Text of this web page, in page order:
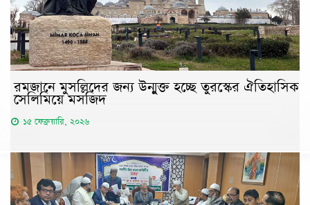
রমজানে মুসল্লিদের জন্য উন্মুক্ত হচ্ছে তুরস্কের ঐতিহাসিক
সেলিমিয়ে মসজিদ
১৫ ফেব্রুয়ারি, ২০২৬